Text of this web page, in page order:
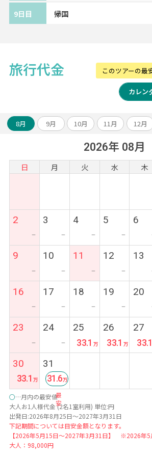
《ツアーアレンジが得
欧州各都市との周遊ア
ください。
9日目 帰国
旅行代金 このツアーの最
カレン
8月 9月 10月 11月 12月
2026年 08月
日 月 火 水 木
2
ー
3
ー
4
ー
5
ー
6
9
ー
10
ー
11
ー
12
ー
13
16
ー
17
ー
18
ー
19
ー
20
23
ー
24
ー
25
33.1
26
33.1
27
33.1
30
33.1
31
最
安
31.6
○…月内の最安値
大人お1人様代金 (2名1室利用) 単位:円
出発日:2026年8月25日～2027年3月31日
下記期間については目安金額となります。
【2026年5月15日～2027年3月31日】 ※2026年5
大人：98,000円